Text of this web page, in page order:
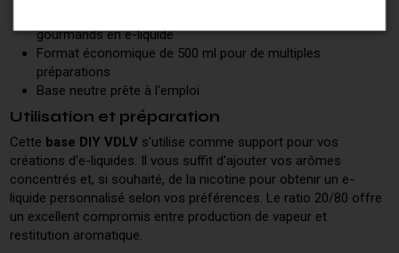
gourmands en e-liquide
Format économique de 500 ml pour de multiples
préparations
Base neutre prête à l'emploi
Utilisation et préparation
Cette base DIY VDLV s'utilise comme support pour vos
créations d'e-liquides. Il vous suffit d'ajouter vos arômes
concentrés et, si souhaité, de la nicotine pour obtenir un e-
liquide personnalisé selon vos préférences. Le ratio 20/80 offre
un excellent compromis entre production de vapeur et
restitution aromatique.